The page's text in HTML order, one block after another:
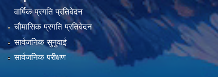
वार्षिक प्रगति प्रतिवेदन
चौमासिक प्रगति प्रतिवेदन
सार्वजनिक सुनुवाई
सार्वजनिक परीक्षण